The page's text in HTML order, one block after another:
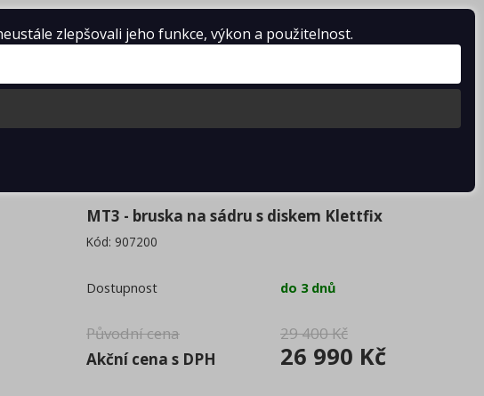
0 Kč
MT3 - bruska na sádru s diskem Klettfix
Kód: 907200
Dostupnost do 3 dnů
Původní cena
29 400 Kč
Akční cena s DPH
26 990 Kč
zlepšovali jeho funkce, výkon a použitelnost.